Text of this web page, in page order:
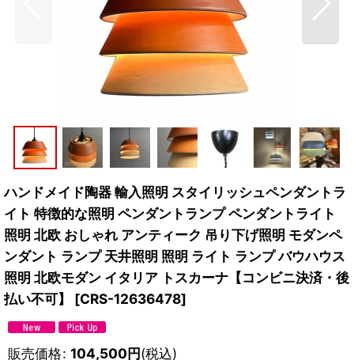
ハンドメイド陶器 輸入照明 スタイリッシュペンダントラ
イト 特徴的な照明 ペンダントランプ ペンダントライト
照明 北欧 おしゃれ アンティーク 吊り下げ照明 モダンペ
ンダント ランプ 天井照明 照明 ライト ランプ バウハウス
照明 北欧モダン イタリア トスカーナ【コンビニ決済・後
払い不可】
[CRS-12636478]
販売価格: 104,500円(税込)